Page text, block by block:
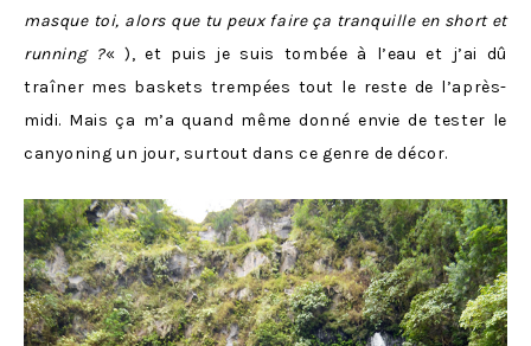
masque toi, alors que tu peux faire ça tranquille en short et
running ?« ), et puis je suis tombée à l’eau et j’ai dû
traîner mes baskets trempées tout le reste de l’après-
midi. Mais ça m’a quand même donné envie de tester le
canyoning un jour, surtout dans ce genre de décor.